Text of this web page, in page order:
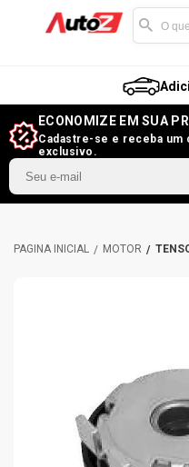
ECONOMIZE EM SUA
Cadastre-se e receba um
exclusivo.
MOTOR